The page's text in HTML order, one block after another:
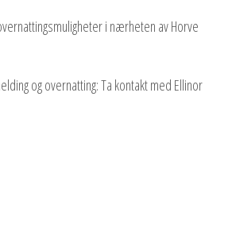
i nærheten av Horve
og overnatting: Ta kontakt med Ellinor